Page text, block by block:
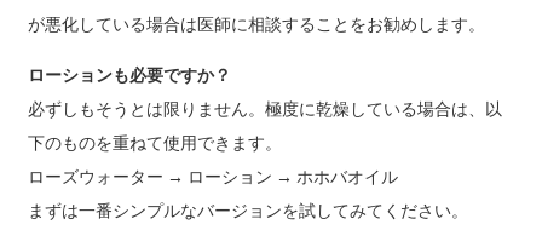
が悪化している場合は医師に相談することをお勧めします。
ローションも必要ですか？
必ずしもそうとは限りません。極度に乾燥している場合は、以
下のものを重ねて使用できます。
ローズウォーター → ローション → ホホバオイル
まずは一番シンプルなバージョンを試してみてください。